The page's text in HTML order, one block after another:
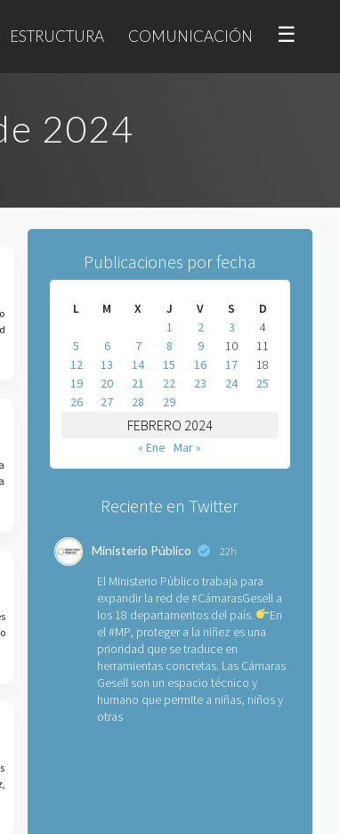
ESTRUCTURA COMUNICACIÓN ☰
2024
Publicaciones por fecha
FEBRERO 2024
L M X J V S
D
1
2 3
4
5
6 7 8 9 10
11
12
13 14 15 16 17
18
19
20 21 22 23 24
25
26
27 28 29
« Ene Mar »
Reciente en Twitter
Ministerio Público 22h
El Ministerio Público trabaja para
expandir la red de#CámarasGesella
los 18 departamentos del país.
En
el#MP, proteger a la niñez es una
prioridad que se traduce en
herramientas concretas. Las Cámaras
Gesell son un espacio técnico y
humano que permite a niñas, niños y
otras